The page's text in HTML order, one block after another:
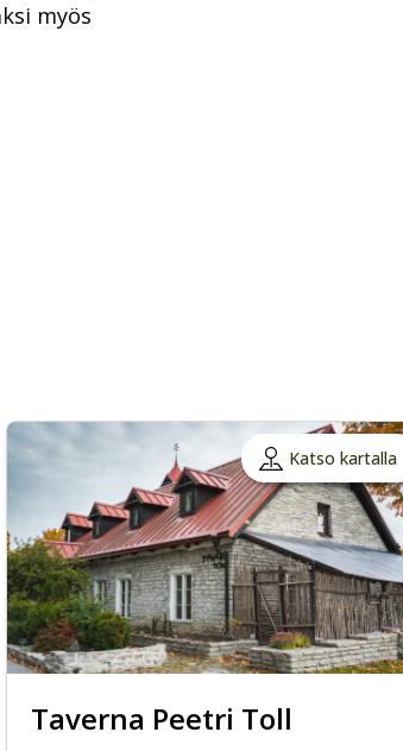
myös
Katso kartalla
Taverna Peetri Toll